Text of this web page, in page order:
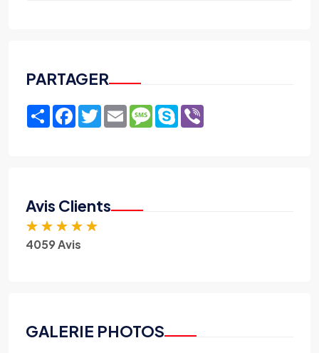
PARTAGER
ShareFacebook
TwitterEmailMessage
Skype
Avis Clients
★ ★ ★ ★ ★
4059 Avis
GALERIE PHOTOS